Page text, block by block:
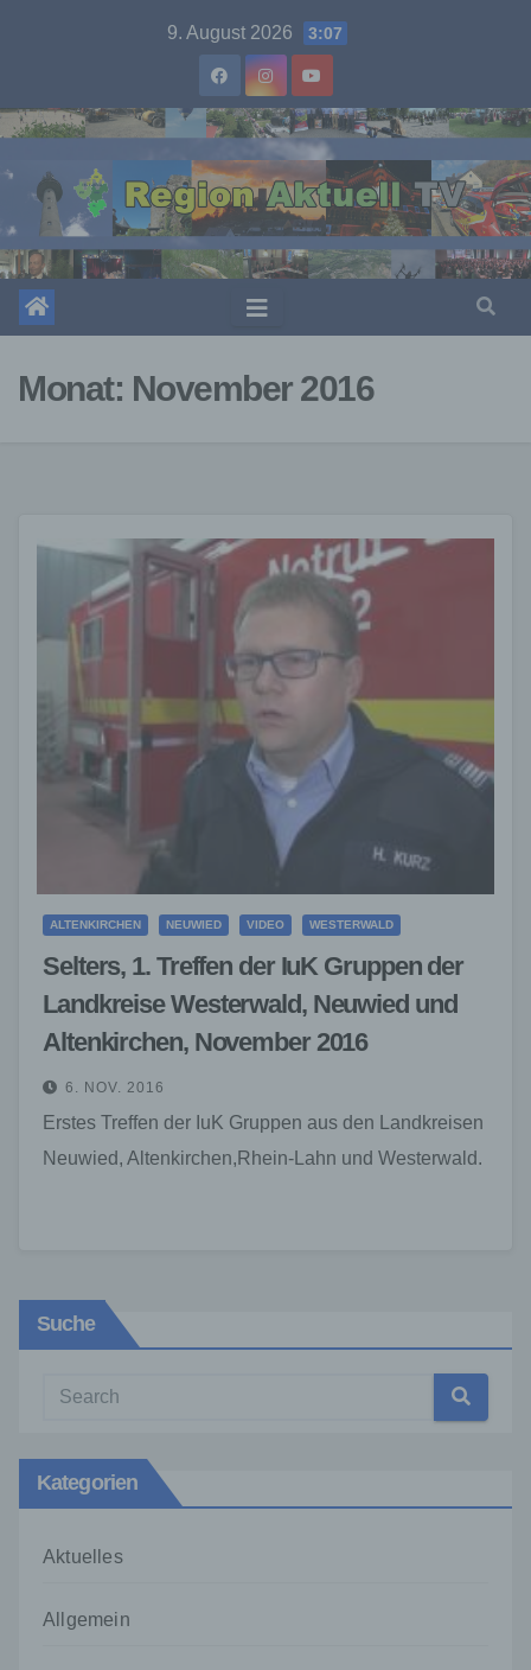
9. August 2026 3:07
Monat: November 2016
ALTENKIRCHEN NEUWIED VIDEO WESTERWALD
Selters, 1. Treffen der IuK Gruppen der
Landkreise Westerwald, Neuwied und
Altenkirchen, November 2016
6. NOV. 2016
Erstes Treffen der IuK Gruppen aus den Landkreisen
Neuwied, Altenkirchen,Rhein-Lahn und Westerwald.
Suche
Kategorien
Aktuelles
Allgemein